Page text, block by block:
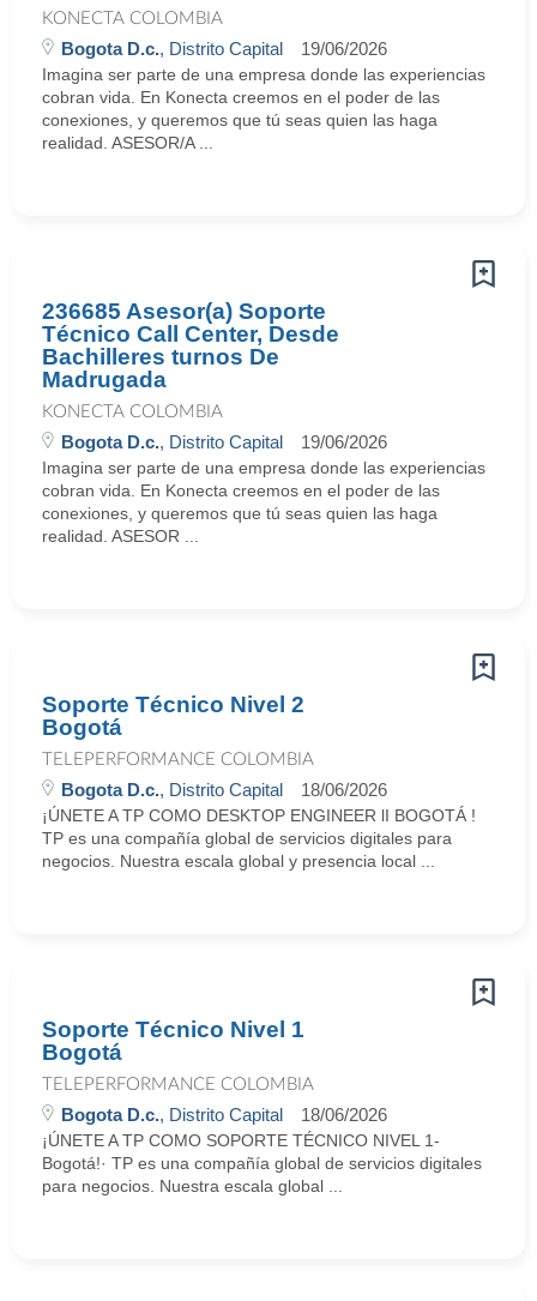
KONECTA COLOMBIA
Bogota D.c., Distrito Capital 19/06/2026
Imagina ser parte de una empresa donde las experiencias
cobran vida. En Konecta creemos en el poder de las
conexiones, y queremos que tú seas quien las haga
realidad. ASESOR/A ...
236685 Asesor(a) Soporte
Técnico Call Center, Desde
Bachilleres turnos De
Madrugada
KONECTA COLOMBIA
Bogota D.c., Distrito Capital 19/06/2026
Imagina ser parte de una empresa donde las experiencias
cobran vida. En Konecta creemos en el poder de las
conexiones, y queremos que tú seas quien las haga
realidad. ASESOR ...
Soporte Técnico Nivel 2
Bogotá
TELEPERFORMANCE COLOMBIA
Bogota D.c., Distrito Capital 18/06/2026
¡ÚNETE A TP COMO DESKTOP ENGINEER lI BOGOTÁ !
TP es una compañía global de servicios digitales para
negocios. Nuestra escala global y presencia local ...
Soporte Técnico Nivel 1
Bogotá
TELEPERFORMANCE COLOMBIA
Bogota D.c., Distrito Capital 18/06/2026
¡ÚNETE A TP COMO SOPORTE TÉCNICO NIVEL 1-
Bogotá!· TP es una compañía global de servicios digitales
para negocios. Nuestra escala global ...